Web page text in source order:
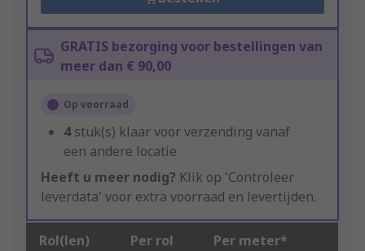
GRATIS bezorging voor bestellingen van
meer dan € 90,00
Op voorraad
4stuk(s) klaar voor verzending vanaf
een andere locatie
Heeft u meer nodig? Klik op 'Controleer
leverdata' voor extra voorraad en levertijden.
Rol(len) Per rol Per meter*